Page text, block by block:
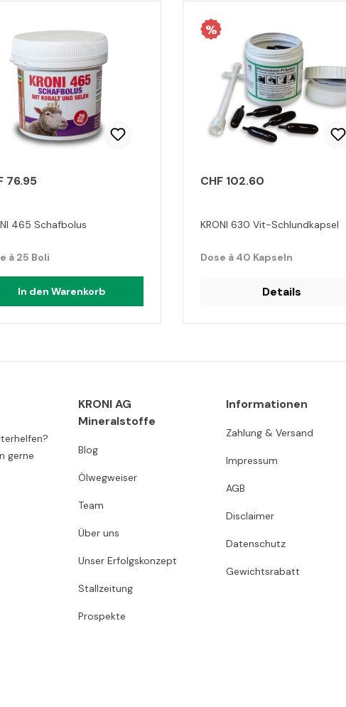
76.95
465 Schafbolus
à 25 Boli
In den Warenkorb
%
CHF 102.60
KRONI 630 Vit-Schlundkapsel
Dose à 40 Kapseln
Details
gerne
KRONI AG
Mineralstoffe
Blog
Ölwegweiser
Team
Über uns
Unser Erfolgskonzept
Stallzeitung
Prospekte
Informationen
Zahlung & Versand
Impressum
AGB
Disclaimer
Datenschutz
Gewichtsrabatt